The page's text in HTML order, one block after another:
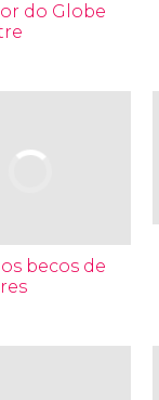
do Globe
becos de